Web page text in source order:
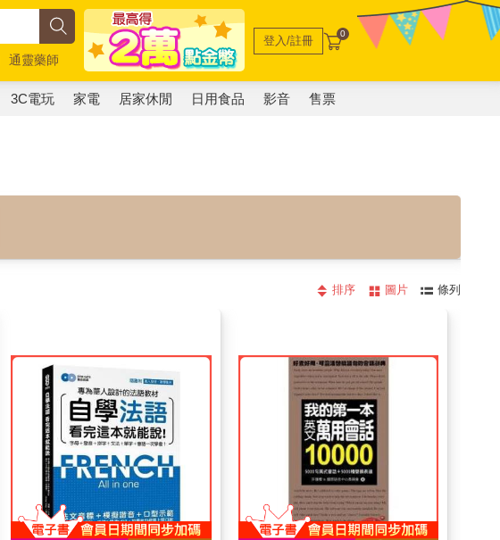
通靈藥師
登入/註冊 0
3C電玩 家電 居家休閒 日用食品 影音 售票
排序 圖片 條列